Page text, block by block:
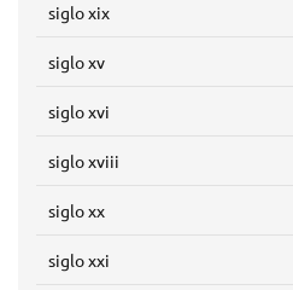
siglo xix
siglo xv
siglo xvi
siglo xviii
siglo xx
siglo xxi